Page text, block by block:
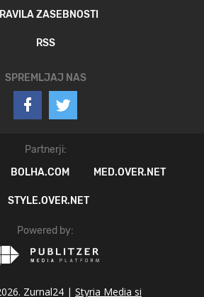
ZASEBNOSTI
RSS
SPREMLJAJ NAS
Partnerji:
BOLHA.COM MED.OVER.NET
STYLE.OVER.NET
Powered by:
Zurnal24 | Styria Media si